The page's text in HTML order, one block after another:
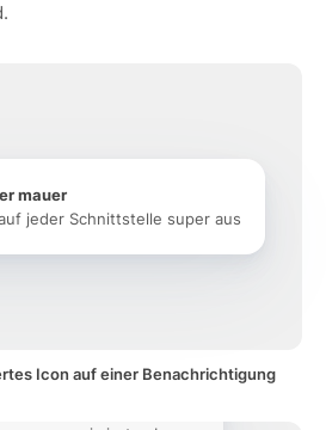
mauer
jeder Schnittstelle super aus
Icon auf einer Benachrichtigung